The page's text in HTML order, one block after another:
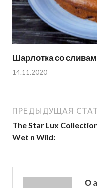
Шарлотка со
14.11.2020
ПРЕДЫДУЩАЯ
The Star Lux
Wet n Wild:
О